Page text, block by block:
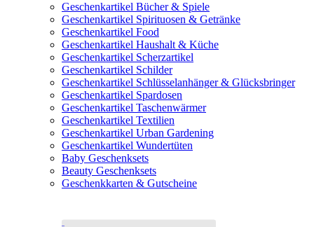
Geschenkartikel Bücher & Spiele
Geschenkartikel Spirituosen & Getränke
Geschenkartikel Food
Geschenkartikel Haushalt & Küche
Geschenkartikel Scherzartikel
Geschenkartikel Schilder
Geschenkartikel Schlüsselanhänger & Glücksbringer
Geschenkartikel Spardosen
Geschenkartikel Taschenwärmer
Geschenkartikel Textilien
Geschenkartikel Urban Gardening
Geschenkartikel Wundertüten
Baby Geschenksets
Beauty Geschenksets
Geschenkkarten & Gutscheine